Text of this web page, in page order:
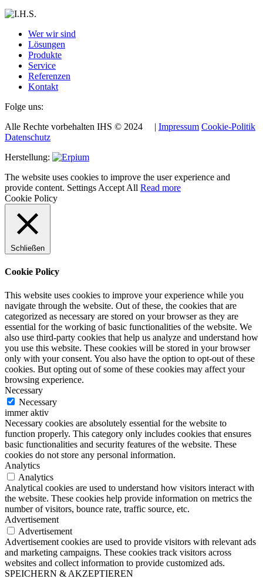
Wer wir sind
Lösungen
Produkte
Service
Referenzen
Kontakt
Folge uns:
Alle Rechte vorbehalten IHS © 2024 | Impressum Cookie-Politik
Datenschutz
Herstellung:
The website uses cookies to improve the user experience and
provide content. Settings Accept All Read more
Cookie Policy
Schließen
Cookie Policy
This website uses cookies to improve your experience while you
navigate through the website. Out of these, the cookies that are
categorized as necessary are stored on your browser as they are
essential for the working of basic functionalities of the website. We
also use third-party cookies that help us analyze and understand how
you use this website. These cookies will be stored in your browser
only with your consent. You also have the option to opt-out of these
cookies. But opting out of some of these cookies may affect your
browsing experience.
Necessary
Necessary
immer aktiv
Necessary cookies are absolutely essential for the website to
function properly. This category only includes cookies that ensures
basic functionalities and security features of the website. These
cookies do not store any personal information.
Analytics
Analytics
Analytical cookies are used to understand how visitors interact with
the website. These cookies help provide information on metrics the
number of visitors, bounce rate, traffic source, etc.
Advertisement
Advertisement
Advertisement cookies are used to provide visitors with relevant ads
and marketing campaigns. These cookies track visitors across
websites and collect information to provide customized ads.
SPEICHERN & AKZEPTIEREN